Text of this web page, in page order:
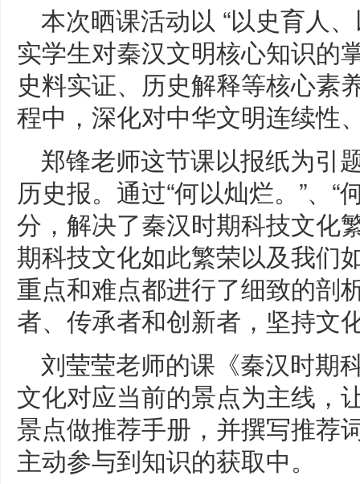
本次晒课活动以 “以史育人
实学生对秦汉文明核心知识的
史料实证、历史解释等核心素
程中，深化对中华文明连续性
郑锋老师这节课以报纸为引
历史报。通过“何以灿烂。”、“
分，解决了秦汉时期科技文化
期科技文化如此繁荣以及我们
重点和难点都进行了细致的剖
者、传承者和创新者，坚持文
刘莹莹老师的课《秦汉时期
文化对应当前的景点为主线，
景点做推荐手册，并撰写推荐
主动参与到知识的获取中。